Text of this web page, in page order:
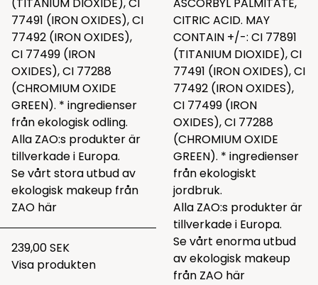
(TITANIUM DIOXIDE), CI
77491 (IRON OXIDES), CI
77492 (IRON OXIDES),
CI 77499 (IRON
OXIDES), CI 77288
(CHROMIUM OXIDE
GREEN). * ingredienser
från ekologisk odling.
Alla ZAO:s produkter är
tillverkade i Europa.
Se vårt stora utbud av
ekologisk makeup från
ZAO här
239,00 SEK
Visa produkten
ASCORBYL PALMITATE,
CITRIC ACID. MAY
CONTAIN +/-: CI 77891
(TITANIUM DIOXIDE), CI
77491 (IRON OXIDES), CI
77492 (IRON OXIDES),
CI 77499 (IRON
OXIDES), CI 77288
(CHROMIUM OXIDE
GREEN). * ingredienser
från ekologiskt
jordbruk.
Alla ZAO:s produkter är
tillverkade i Europa.
Se vårt enorma utbud
av ekologisk makeup
från ZAO här